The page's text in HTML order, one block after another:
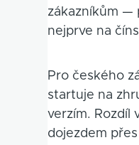
zákazníkům —
nejprve na
Pro českého
startuje na
verzím. Rozdíl
dojezdem